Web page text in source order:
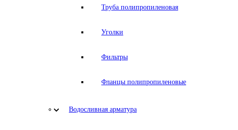
Труба полипропиленовая
Уголки
Фильтры
Фланцы полипропиленовые
Водосливная арматура